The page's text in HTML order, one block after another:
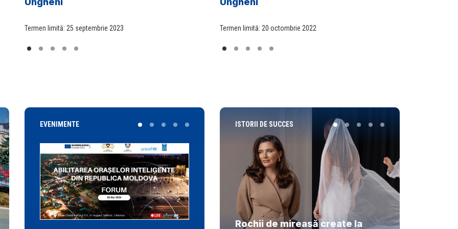
Termen limită: 25 septembrie 2023 Termen limită: 20 octombrie 2022
EVENIMENTE ISTORII DE SUCCES
Rochii de mireasă create la